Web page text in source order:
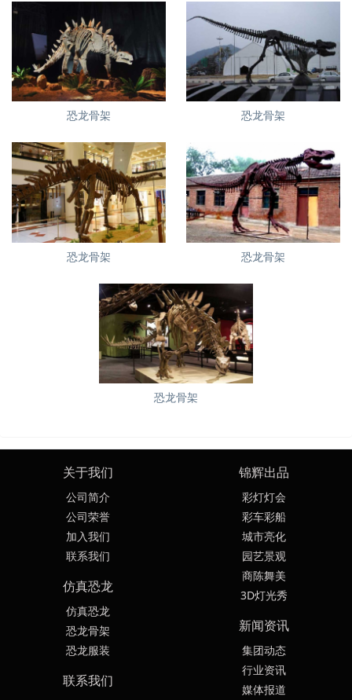
恐龙骨架 恐龙骨架
恐龙骨架 恐龙骨架
恐龙骨架
关于我们
公司简介
公司荣誉
加入我们
联系我们
锦辉出品
彩灯灯会
彩车彩船
城市亮化
园艺景观
商陈舞美
3D灯光秀
仿真恐龙
仿真恐龙
恐龙骨架
恐龙服装
新闻资讯
集团动态
行业资讯
媒体报道
联系我们